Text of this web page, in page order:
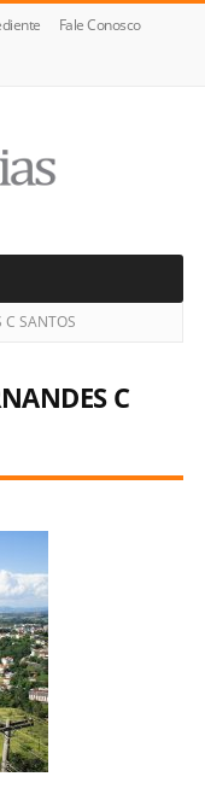
Fale Conosco
C SANTOS
C